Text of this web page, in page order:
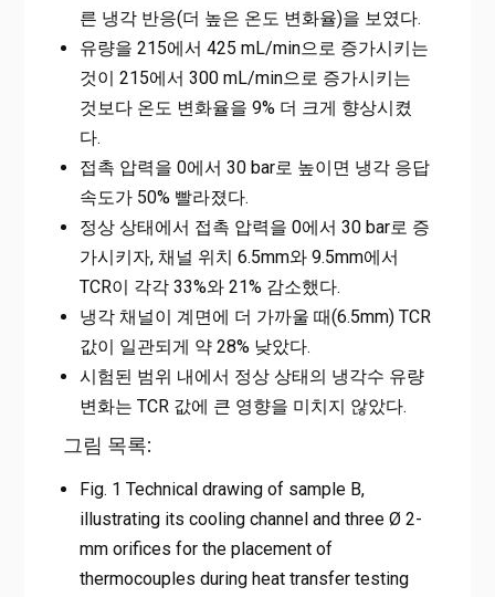
른 냉각 반응(더 높은 온도 변화율)을 보였다.
유량을 215에서 425 mL/min으로 증가시키는
것이 215에서 300 mL/min으로 증가시키는
것보다 온도 변화율을 9% 더 크게 향상시켰
다.
접촉 압력을 0에서 30 bar로 높이면 냉각 응답
속도가 50% 빨라졌다.
정상 상태에서 접촉 압력을 0에서 30 bar로 증
가시키자, 채널 위치 6.5mm와 9.5mm에서
TCR이 각각 33%와 21% 감소했다.
냉각 채널이 계면에 더 가까울 때(6.5mm) TCR
값이 일관되게 약 28% 낮았다.
시험된 범위 내에서 정상 상태의 냉각수 유량
변화는 TCR 값에 큰 영향을 미치지 않았다.
그림 목록:
Fig. 1 Technical drawing of sample B,
illustrating its cooling channel and three Ø 2-
mm orifices for the placement of
thermocouples during heat transfer testing